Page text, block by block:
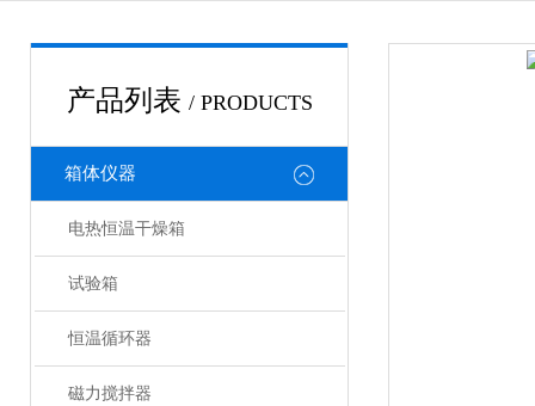
产品列表 / PRODUCTS
箱体仪器
电热恒温干燥箱
试验箱
恒温循环器
磁力搅拌器